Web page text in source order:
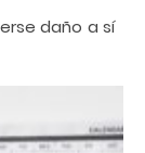
daño a sí